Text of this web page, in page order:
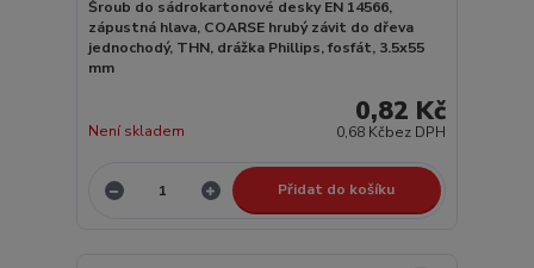
Šroub do sádrokartonové desky EN 14566,
zápustná hlava, COARSE hrubý závit do dřeva
jednochodý, THN, drážka Phillips, fosfát, 3.5x55
mm
0,82 Kč
0,68 Kčbez DPH
Není skladem
Přidat do košíku